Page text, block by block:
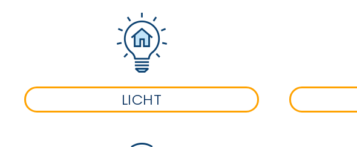
LICHT